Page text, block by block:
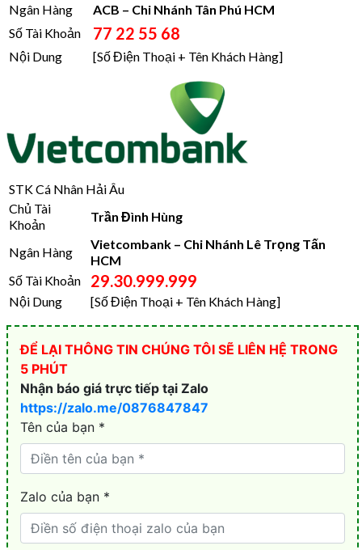
Ngân Hàng
ACB – Chi Nhánh Tân Phú HCM
Số Tài Khoản
77 22 55 68
Nội Dung [Số Điện Thoại + Tên Khách Hàng]
STK Cá Nhân Hải Âu
Chủ Tài
Khoản
Trần Đình Hùng
Ngân Hàng
Vietcombank – Chi Nhánh Lê Trọng Tấn
HCM
Số Tài Khoản
29.30.999.999
Nội Dung [Số Điện Thoại + Tên Khách Hàng]